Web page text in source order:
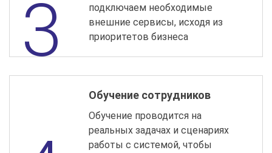
подключаем необходимые
внешние сервисы, исходя из
приоритетов бизнеса
Обучение сотрудников
Обучение проводится на
реальных задачах и сценариях
работы с системой, чтобы